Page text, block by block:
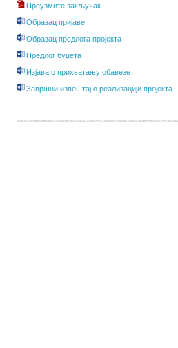
Преузмите закључак
Образац пријаве
Образац предлога пројекта
Предлог буџета
Изјава о прихватању обавезе
Завршни извештај о реализацији пројекта